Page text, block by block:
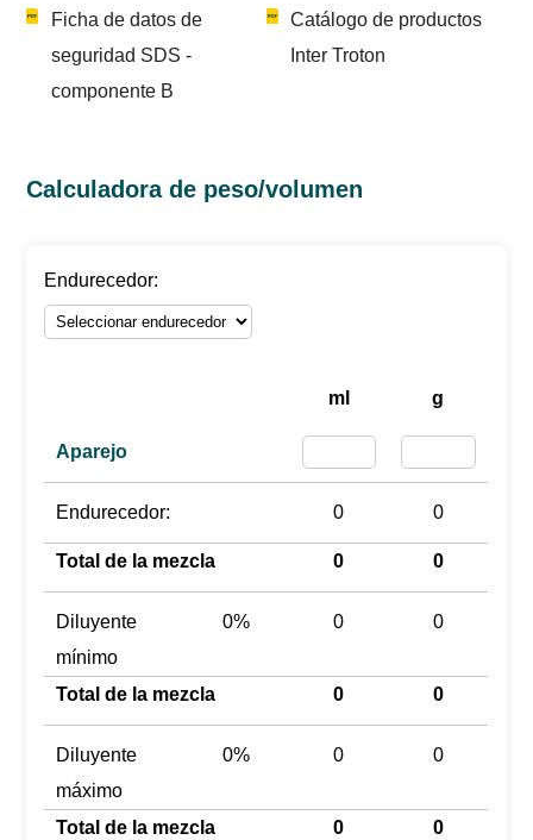
Ficha de datos de
seguridad SDS -
componente B
Catálogo de productos
Inter Troton
Calculadora de peso/volumen
Endurecedor:
ml g
Aparejo
Endurecedor: 0 0
Total de la mezcla 0 0
Diluyente
mínimo
0% 0 0
Total de la mezcla 0 0
Diluyente
máximo
0% 0 0
Total de la mezcla 0 0